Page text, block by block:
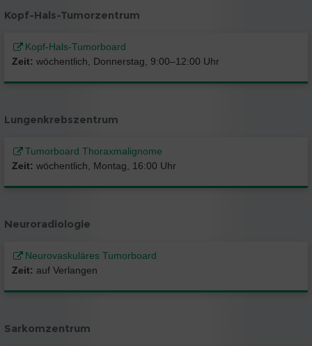
Kopf-Hals-Tumorzentrum
Kopf-Hals-Tumorboard
Zeit: wöchentlich, Donnerstag, 9:00–12:00 Uhr
Lungenkrebszentrum
Tumorboard Thoraxmalignome
Zeit: wöchentlich, Montag, 16:00 Uhr
Neuroradiologie
Neurovaskuläres Tumorboard
Zeit: auf Verlangen
Sarkomzentrum